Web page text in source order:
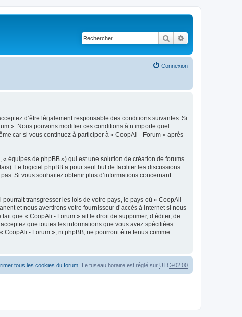
Rechercher
Connexion
d’être légalement responsable des conditions suivantes. Si
». Nous pouvons modifier ces conditions à n’importe quel
car si vous continuez à participer à « CoopAli - Forum » après
équipes de phpBB ») qui est une solution de création de forums
Le logiciel phpBB a pour seul but de faciliter les discussions
Si vous souhaitez obtenir plus d’informations concernant
transgresser les lois de votre pays, le pays où « CoopAli -
et nous avertirons votre fournisseur d’accès à internet si nous
que « CoopAli - Forum » ait le droit de supprimer, d’éditer, de
que toutes les informations que vous avez spécifiées
- Forum », ni phpBB, ne pourront être tenus comme
Le fuseau horaire est réglé sur UTC+02:00
tous les cookies du forum